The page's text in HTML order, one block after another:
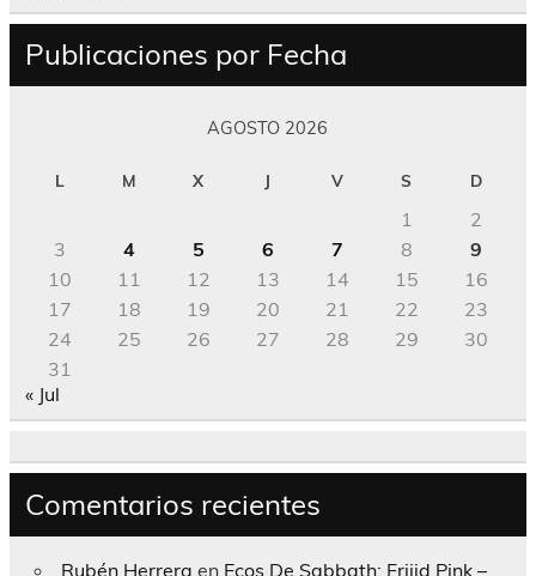
Publicaciones por Fecha
AGOSTO 2026
L M X J V S D
1
2
3
4 5 6 7 8
9
10
11 12 13 14 15
16
17
18 19 20 21 22
23
24
25 26 27 28 29
30
31
« Jul
Comentarios recientes
Rubén Herrera en Ecos De Sabbath; Frijid Pink –